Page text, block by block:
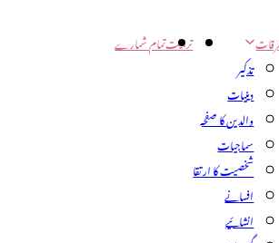
تذکیر
دینیات
والدین کا صفحہ
سماجیات
شخصیت کا ارتقا
افسانے
انشائیے
تربیتتمام شمارے